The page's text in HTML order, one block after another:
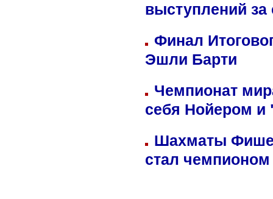
выступлений
Финал
Эшли Барти
Чемпионат
себя Нойером и
Шахматы
стал